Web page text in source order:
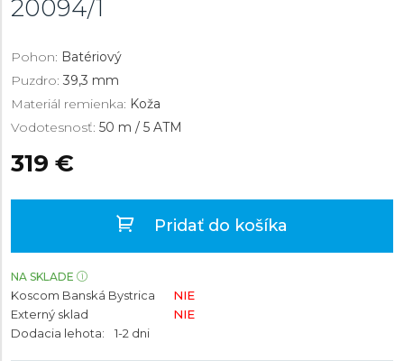
20094/1
Pohon: Batériový
Puzdro: 39,3 mm
Materiál remienka: Koža
Vodotesnosť: 50 m / 5 ATM
319 €
Pridať do košíka
NA SKLADE
Koscom Banská Bystrica
NIE
Externý sklad
NIE
Dodacia lehota:
1-2 dni